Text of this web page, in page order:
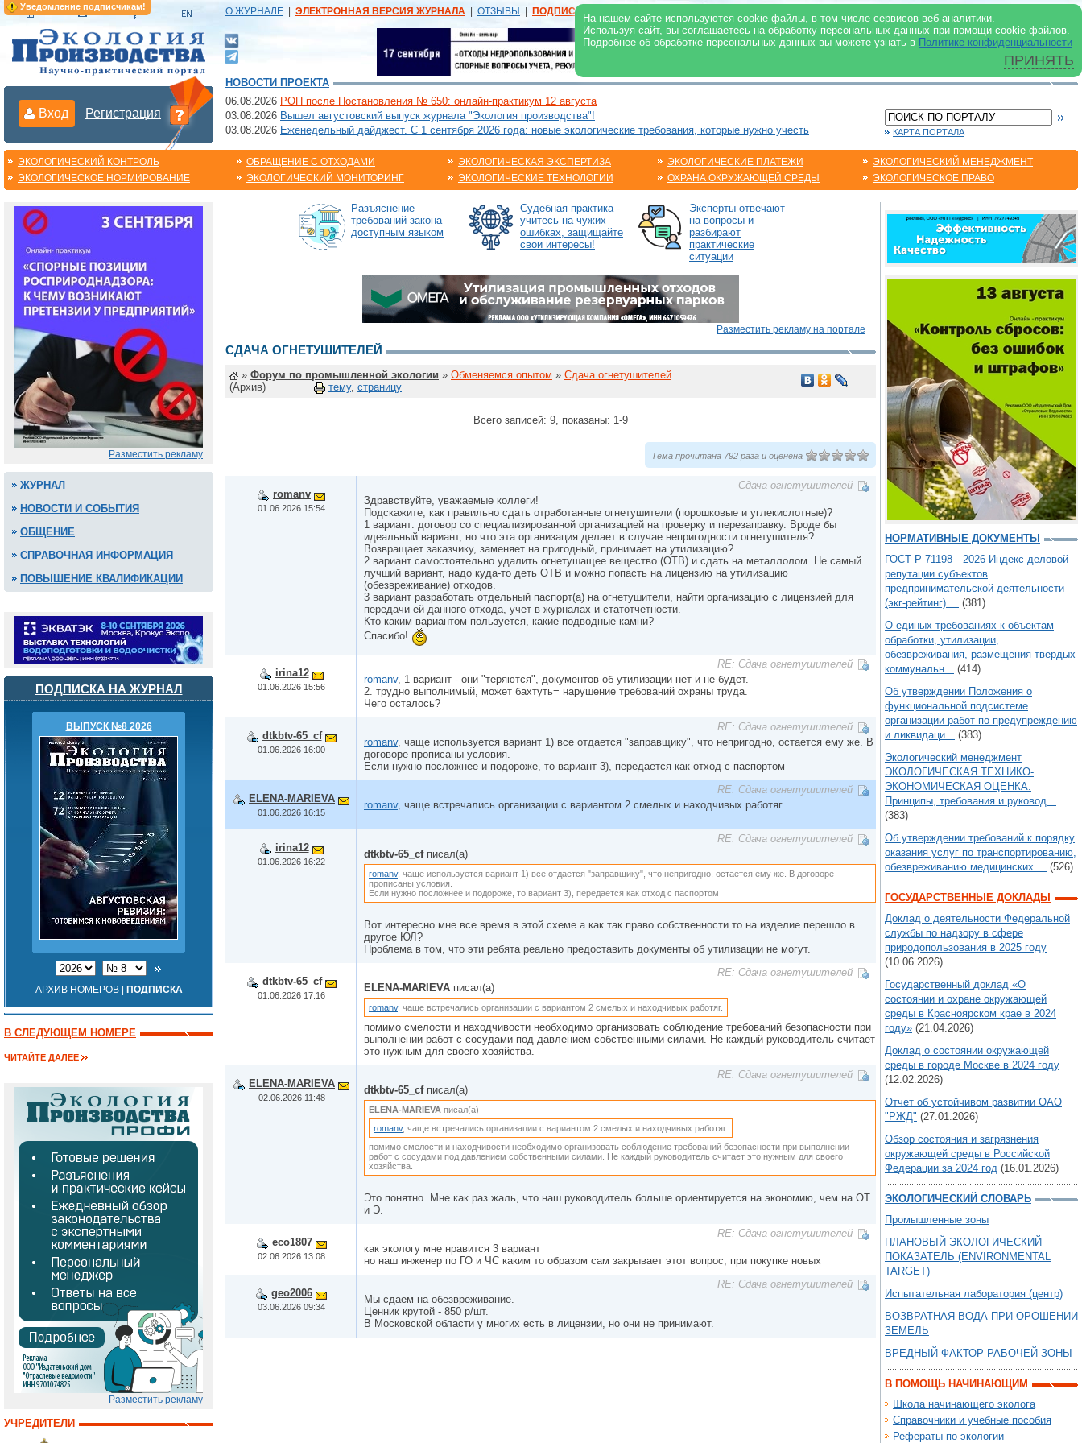
Уведомление подписчикам!
На нашем сайте используются cookie-файлы, в том числе сервисов веб-аналитики.
Используя сайт, вы соглашаетесь на обработку персональных данных при помощи cookie-файлов.
Подробнее об обработке персональных данных вы можете узнать в Политике конфиденциальности
ПРИНЯТЬ
О ЖУРНАЛЕ ЭЛЕКТРОННАЯ ВЕРСИЯ ЖУРНАЛА ОТЗЫВЫ ПОДПИСКА | В ЖУРНАЛЕ В ИНТЕРНЕТ
Вход Регистрация
НОВОСТИ ПРОЕКТА
06.08.2026 РОП после Постановления № 650: онлайн-практикум 12 августа
03.08.2026 Вышел августовский выпуск журнала "Экология производства"!
03.08.2026 Еженедельный дайджест. С 1 сентября 2026 года: новые экологические требования, которые нужно учесть КАРТА ПОРТАЛА
ЭКОЛОГИЧЕСКИЙ КОНТРОЛЬ
ЭКОЛОГИЧЕСКОЕ НОРМИРОВАНИЕ
ОБРАЩЕНИЕ С ОТХОДАМИ
ЭКОЛОГИЧЕСКИЙ МОНИТОРИНГ
ЭКОЛОГИЧЕСКАЯ ЭКСПЕРТИЗА
ЭКОЛОГИЧЕСКИЕ ТЕХНОЛОГИИ
ЭКОЛОГИЧЕСКИЕ ПЛАТЕЖИ
ОХРАНА ОКРУЖАЮЩЕЙ СРЕДЫ
ЭКОЛОГИЧЕСКИЙ МЕНЕДЖМЕНТ
ЭКОЛОГИЧЕСКОЕ ПРАВО
Разместить рекламу
ЖУРНАЛ
НОВОСТИ И СОБЫТИЯ
ОБЩЕНИЕ
СПРАВОЧНАЯ ИНФОРМАЦИЯ
ПОВЫШЕНИЕ КВАЛИФИКАЦИИ
ПОДПИСКА НА ЖУРНАЛ
ВЫПУСК №8 2026
АРХИВ НОМЕРОВ| ПОДПИСКА
В СЛЕДУЮЩЕМ НОМЕРЕ
ЧИТАЙТЕ ДАЛЕЕ
Разместить рекламу
УЧРЕДИТЕЛИ
Разъяснение
требований закона
доступным языком
Судебная практика -
учитесь на чужих
ошибках, защищайте
свои интересы!
Эксперты отвечают
на вопросы и
разбирают
практические
ситуации
Разместить рекламу на портале
СДАЧА ОГНЕТУШИТЕЛЕЙ
» Форум по промышленной экологии » Обменяемся опытом » Сдача огнетушителей
(Архив)
тему, страницу
Всего записей: 9, показаны: 1-9
Тема прочитана 792 раза и оценена
romanv
01.06.2026 15:54
Сдача огнетушителей
Здравствуйте, уважаемые коллеги!
Подскажите, как правильно сдать отработанные огнетушители (порошковые и углекислотные)?
1 вариант: договор со специализированной организацией на проверку и перезаправку. Вроде бы
идеальный вариант, но что эта организация делает в случае непригодности огнетушителя?
Возвращает заказчику, заменяет на пригодный, принимает на утилизацию?
2 вариант самостоятельно удалить огнетушащее вещество (ОТВ) и сдать на металлолом. Не самый
лучший вариант, надо куда-то деть ОТВ и можно попасть на лицензию на утилизацию
(обезвреживание) отходов.
3 вариант разработать отдельный паспорт(а) на огнетушители, найти организацию с лицензией для
передачи ей данного отхода, учет в журналах и статотчетности.
Кто каким вариантом пользуется, какие подводные камни?
Спасибо!
irina12
01.06.2026 15:56
RE: Сдача огнетушителей
romanv, 1 вариант - они "теряются", документов об утилизации нет и не будет.
2. трудно выполнимый, может бахтуть= нарушение требований охраны труда.
Чего осталось?
dtkbtv-65_cf
01.06.2026 16:00
RE: Сдача огнетушителей
romanv, чаще используется вариант 1) все отдается "заправщику", что непригодно, остается ему же. В
договоре прописаны условия.
Если нужно посложнее и подороже, то вариант 3), передается как отход с паспортом
ELENA-MARIEVA
01.06.2026 16:15
RE: Сдача огнетушителей
romanv, чаще встречались организации с вариантом 2 смелых и находчивых работяг.
irina12
01.06.2026 16:22
RE: Сдача огнетушителей
dtkbtv-65_cfписал(а)
romanv, чаще используется вариант 1) все отдается "заправщику", что непригодно, остается ему же. В договоре
прописаны условия.
Если нужно посложнее и подороже, то вариант 3), передается как отход с паспортом
Вот интересно мне все время в этой схеме а как так право собственности то на изделие перешло в
другое ЮЛ?
Проблема в том, что эти ребята реально предоставить документы об утилизации не могут.
dtkbtv-65_cf
01.06.2026 17:16
RE: Сдача огнетушителей
ELENA-MARIEVA писал(а)
romanv, чаще встречались организации с вариантом 2 смелых и находчивых работяг.
помимо смелости и находчивости необходимо организовать соблюдение требований безопасности при
выполнении работ с сосудами под давлением собственными силами. Не каждый руководитель считает
это нужным для своего хозяйства.
ELENA-MARIEVA
02.06.2026 11:48
RE: Сдача огнетушителей
dtkbtv-65_cfписал(а)
ELENA-MARIEVA писал(а)
romanv, чаще встречались организации с вариантом 2 смелых и находчивых работяг.
помимо смелости и находчивости необходимо организовать соблюдение требований безопасности при выполнении
работ с сосудами под давлением собственными силами. Не каждый руководитель считает это нужным для своего
хозяйства.
Это понятно. Мне как раз жаль, что наш руководитель больше ориентируется на экономию, чем на ОТ
и Э.
eco1807
02.06.2026 13:08
RE: Сдача огнетушителей
как экологу мне нравится 3 вариант
но наш инженер по ГО и ЧС каким то образом сам закрывает этот вопрос, при покупке новых
geo2006
03.06.2026 09:34
RE: Сдача огнетушителей
Мы сдаем на обезвреживание.
Ценник крутой - 850 р/шт.
В Московской области у многих есть в лицензии, но они не принимают.
НОРМАТИВНЫЕ ДОКУМЕНТЫ
ГОСТ Р 71198—2026 Индекс деловой
репутации субъектов
предпринимательской деятельности
(экг-рейтинг) ... (381)
О единых требованиях к объектам
обработки, утилизации,
обезвреживания, размещения твердых
коммунальн... (414)
Об утверждении Положения о
функциональной подсистеме
организации работ по предупреждению
и ликвидаци... (383)
Экологический менеджмент
ЭКОЛОГИЧЕСКАЯ ТЕХНИКО-
ЭКОНОМИЧЕСКАЯ ОЦЕНКА.
Принципы, требования и руковод...
(383)
Об утверждении требований к порядку
оказания услуг по транспортированию,
обезвреживанию медицинских ... (526)
ГОСУДАРСТВЕННЫЕ ДОКЛАДЫ
Доклад о деятельности Федеральной
службы по надзору в сфере
природопользования в 2025 году
(10.06.2026)
Государственный доклад «О
состоянии и охране окружающей
среды в Красноярском крае в 2024
году» (21.04.2026)
Доклад о состоянии окружающей
среды в городе Москве в 2024 году
(12.02.2026)
Отчет об устойчивом развитии ОАО
"РЖД" (27.01.2026)
Обзор состояния и загрязнения
окружающей среды в Российской
Федерации за 2024 год (16.01.2026)
ЭКОЛОГИЧЕСКИЙ СЛОВАРЬ
Промышленные зоны
ПЛАНОВЫЙ ЭКОЛОГИЧЕСКИЙ
ПОКАЗАТЕЛЬ (ENVIRONMENTAL
TARGET)
Испытательная лаборатория (центр)
ВОЗВРАТНАЯ ВОДА ПРИ ОРОШЕНИИ
ЗЕМЕЛЬ
ВРЕДНЫЙ ФАКТОР РАБОЧЕЙ ЗОНЫ
В ПОМОЩЬ НАЧИНАЮЩИМ
Школа начинающего эколога
Справочники и учебные пособия
Рефераты по экологии